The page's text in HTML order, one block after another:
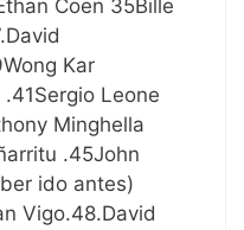
Coen 35Bille
Kar
Leone
Minghella
.45John
ido antes)
Vigo.48.David